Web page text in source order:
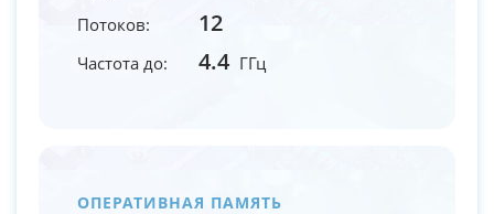
Потоков: 12
Частота до: 4.4 ГГц
ОПЕРАТИВНАЯ ПАМЯТЬ